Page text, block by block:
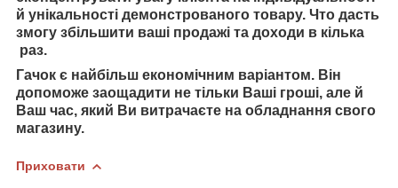
й унікальності демонстрованого товару. Что дасть
змогу збільшити ваші продажі та доходи в кілька
раз.
Гачок є найбільш економічним варіантом. Він
допоможе заощадити не тільки Ваші гроші, але й
Ваш час, який Ви витрачаєте на обладнання свого
магазину.
Приховати